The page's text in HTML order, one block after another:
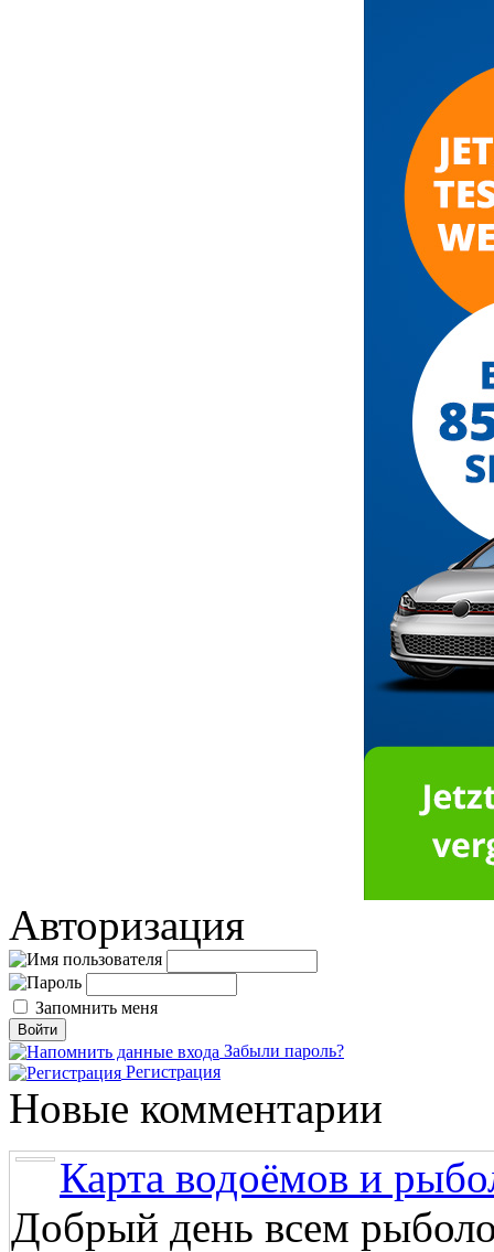
Авторизация
Запомнить меня
Забыли пароль?
Регистрация
Новые комментарии
Карта водоёмов и
Добрый день всем